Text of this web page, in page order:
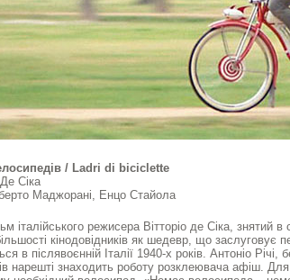
/ Ladri di biciclette
Сіка
Маджорані, Енцо Стайола
італійського режисера Вітторіо де Сіка, знятий
кінодовідників як шедевр, що заслуговує
в післявоєнній Італії 1940-х років. Антоніо Річі,
нарешті знаходить роботу розклеювача афіш.